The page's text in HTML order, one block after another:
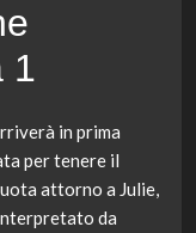
1
in prima
per tenere il
attorno a Julie,
da